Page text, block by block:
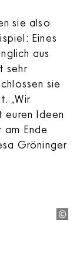
sie also
Eines
aus
sehr
sie
„Wir
euren Ideen
Ende
Gröninger